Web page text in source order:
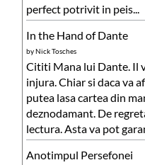
perfect potrivit in peis...
In the Hand of Dante
byNick Tosches
Cititi Mana lui Dante. Il
injura. Chiar si daca va
putea lasa cartea din
deznodamant. De
lectura. Asta va pot
Anotimpul Persefonei